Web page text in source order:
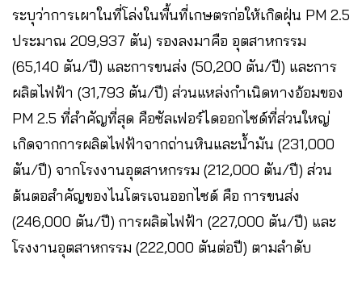
ระบุว่าการเผาในที่โล่งในพื้นที่เกษตรก่อให้เกิดฝุ่น PM 2.5
ประมาณ 209,937 ตัน) รองลงมาคือ อุตสาหกรรม
(65,140 ตัน/ปี) และการขนส่ง (50,200 ตัน/ปี) และการ
ผลิตไฟฟ้า (31,793 ตัน/ปี) ส่วนแหล่งกำเนิดทางอ้อมของ
PM 2.5 ที่สำคัญที่สุด คือซัลเฟอร์ไดออกไซด์ที่ส่วนใหญ่
เกิดจากการผลิตไฟฟ้าจากถ่านหินและน้ำมัน (231,000
ตัน/ปี) จากโรงงานอุตสาหกรรม (212,000 ตัน/ปี) ส่วน
ต้นตอสำคัญของไนโตรเจนออกไซด์ คือ การขนส่ง
(246,000 ตัน/ปี) การผลิตไฟฟ้า (227,000 ตัน/ปี) และ
โรงงานอุตสาหกรรม (222,000 ตันต่อปี) ตามลำดับ